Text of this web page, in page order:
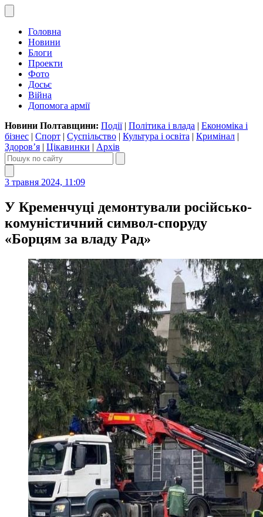
Головна
Новини
Блоги
Проекти
Фото
Досьє
Війна
Допомога армії
Новини Полтавщини: Події| Політика і влада | Економіка і
бізнес | Спорт | Суспільство | Культура і освіта | Кримінал |
Здоров’я | Цікавинки | Архів
3 травня 2024, 11:09
У Кременчуці демонтували російсько-
комуністичний символ-споруду
«Борцям за владу Рад»